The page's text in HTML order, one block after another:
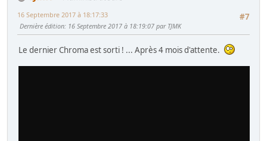
#7
16 Septembre 2017 à 18:17:33
Dernière édition: 16 Septembre 2017 à 18:19:07 par TJMK
Le dernier Chroma est sorti ! ... Après 4 mois d'attente.